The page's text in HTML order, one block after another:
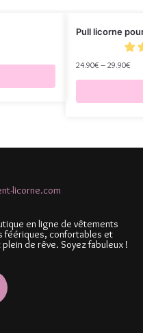
Pull licorne
24.90€ – 29.90€
en ligne de vêtements
féériques, confortables et
de rêve. Soyez fabuleux !